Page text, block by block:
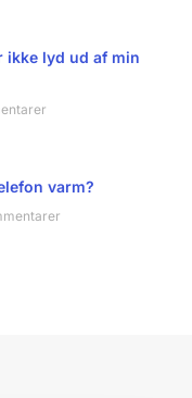
ikke lyd ud af min
varm?